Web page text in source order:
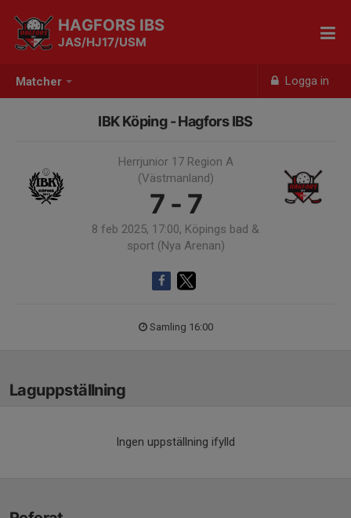
Matcher Logga in
HAGFORS IBS
JAS/HJ17/USM
IBK Köping - Hagfors IBS
Herrjunior 17 Region A
(Västmanland)
7 - 7
8 feb 2025, 17:00, Köpings bad &
sport (Nya Arenan)
Samling 16:00
Laguppställning
Ingen uppställning ifylld